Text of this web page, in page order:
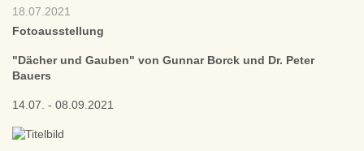
18.07.2021
Fotoausstellung
"Dächer und Gauben" von Gunnar Borck und Dr. Peter
Bauers
14.07. - 08.09.2021